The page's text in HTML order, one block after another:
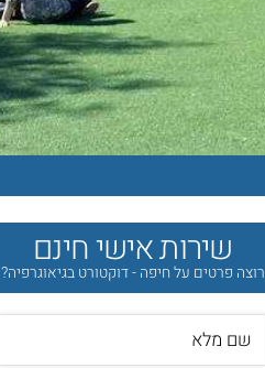
שירות אישי חינם
רוצה פרטים על חיפה - דוקטורט בגיאוגרפיה?